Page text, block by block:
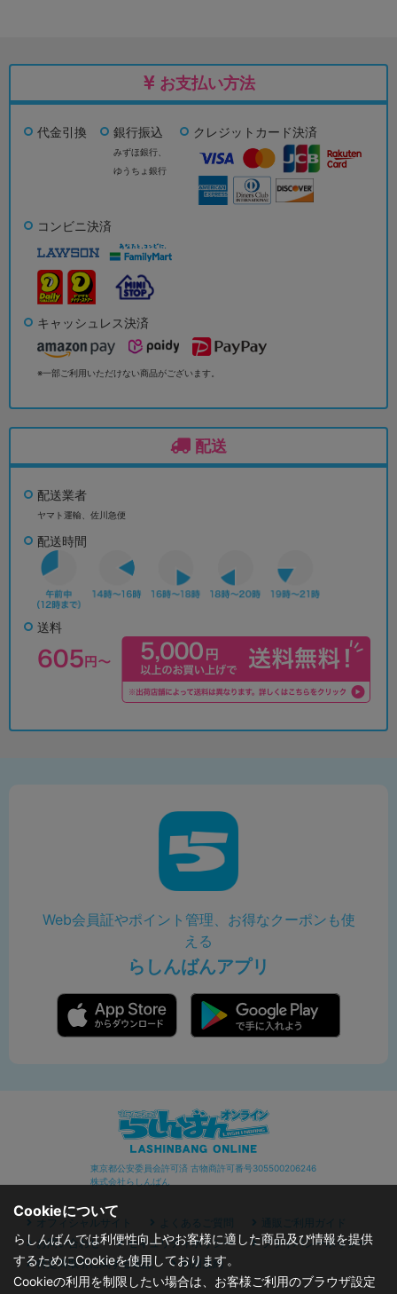
お支払い方法
代金引換 銀行振込
みずほ銀行、
ゆうちょ銀行
クレジットカード決済
コンビニ決済
キャッシュレス決済
※一部ご利用いただけない商品がございます。
配送
配送業者
ヤマト運輸、佐川急便
配送時間
送料
Web会員証やポイント管理、お得なクーポンも使
える
らしんばんアプリ
東京都公安委員会許可済 古物商許可番号305500206246
株式会社らしんばん
オフィシャルサイト よくあるご質問
通販ご利用ガイド
お問い合わせ
セキュリティポリシー
プライバシーポリシー
特定商取引に関する表記
利用規約
Cookieについて
らしんばんでは利便性向上やお客様に適した商品及び情報を提供
するためにCookieを使用しております。
Cookieの利用を制限したい場合は、お客様ご利用のブラウザ設定